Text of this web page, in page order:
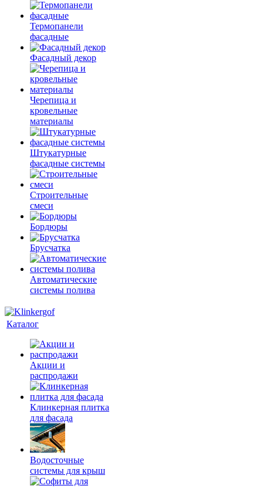
Термопанели
фасадные
Фасадный декор
Черепица и
кровельные
материалы
Штукатурные
фасадные системы
Строительные
смеси
Бордюры
Брусчатка
Автоматические
системы полива
Каталог
Акции и
распродажи
Клинкерная плитка
для фасада
Водосточные
системы для крыш